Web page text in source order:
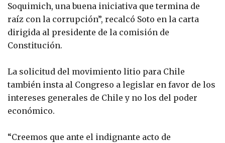
Soquimich, una buena iniciativa que termina de
raíz con la corrupción”, recalcó Soto en la carta
dirigida al presidente de la comisión de
Constitución.
La solicitud del movimiento litio para Chile
también insta al Congreso a legislar en favor de los
intereses generales de Chile y no los del poder
económico.
“Creemos que ante el indignante acto de